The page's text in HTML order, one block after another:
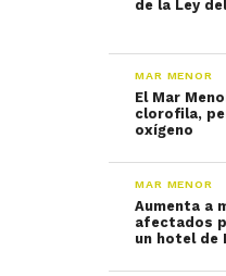
de la Ley
MAR MENOR
El Mar
clorofila,
oxígeno
MAR MENOR
Aumenta a
afectados
un hotel de